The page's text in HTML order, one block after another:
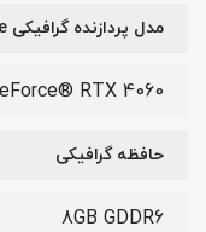
مدل پردازنده گرافیکی Discrete
RTX 4060
حافظه گرافیکی
8GB GDDR6